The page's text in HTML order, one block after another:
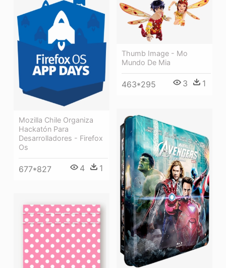
Thumb Image - Mo
Mundo De Mia
463*295 3 1
Mozilla Chile Organiza
Hackatón Para
Desarrolladores - Firefox
Os
677*827 4 1